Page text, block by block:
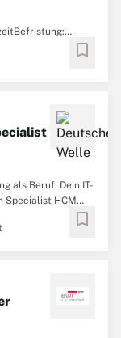
bookmark
als Beruf: Dein IT-
Specialist HCM
and Technology
bzw. zum
bookmark